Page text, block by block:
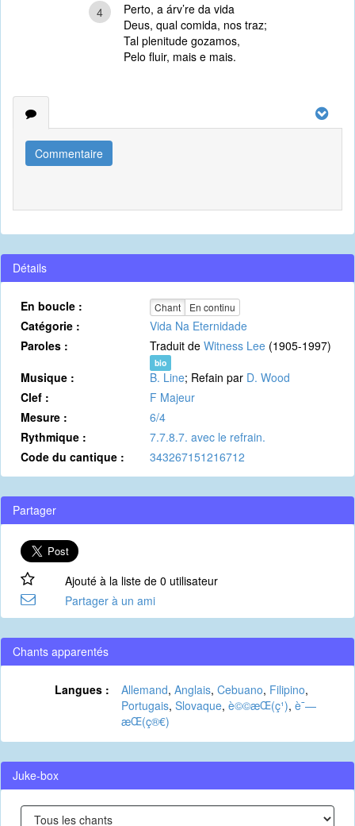
4
Perto, a árv’re da vida
Deus, qual comida, nos traz;
Tal plenitude gozamos,
Pelo fluir, mais e mais.
Commentaire
Détails
En boucle : Chant En continu
Catégorie :
Vida Na Eternidade
Paroles :
Traduit de Witness Lee (1905-1997)
bio
Musique : B. Line; Refain par D. Wood
Clef :
F Majeur
Mesure :
6/4
Rythmique :
7.7.8.7. avec le refrain.
Code du cantique :
343267151216712
Partager
Ajouté à la liste de 0 utilisateur
Partager à un ami
Chants apparentés
Langues : Allemand, Anglais, Cebuano, Filipino,
Portugais, Slovaque, è©©æ­Œ(ç¹), è¯—
æ­Œ(ç®€)
Juke-box